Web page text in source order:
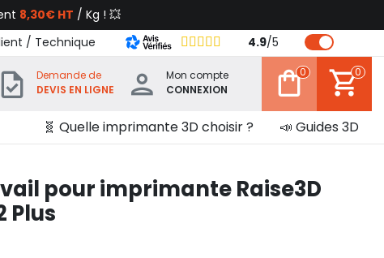
8,30€ HT / Kg ! 💥
/ Technique 4.9/5
Demande de
DEVIS EN LIGNE
Mon compte
CONNEXION
0 0
🧬 Quelle imprimante 3D choisir ? 📣 Guides 3D
pour imprimante Raise3D
Plus